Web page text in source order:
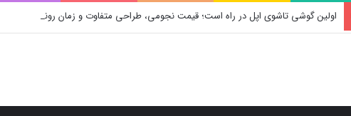
اولین گوشی تاشوی اپل در راه است؛ قیمت نجومی، طراحی متفاوت و زمان رونمایی احتمالی